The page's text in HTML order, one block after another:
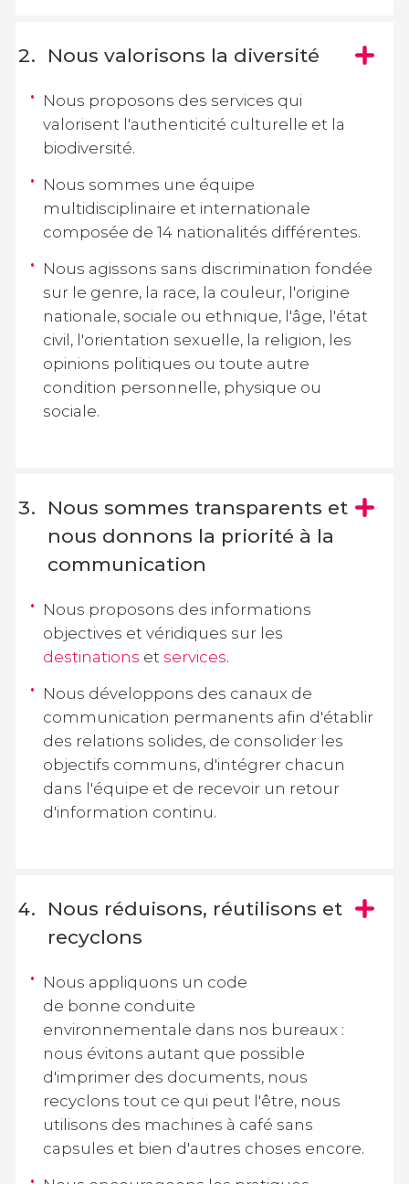
Nous valorisons la diversité
Nous proposons des services qui
valorisent l'authenticité culturelle et la
biodiversité.
Nous sommes une équipe
multidisciplinaire et internationale
composée de 14 nationalités différentes.
Nous agissons sans discrimination fondée
sur le genre, la race, la couleur, l'origine
nationale, sociale ou ethnique, l'âge, l'état
civil, l'orientation sexuelle, la religion, les
opinions politiques ou toute autre
condition personnelle, physique ou
sociale.
Nous sommes transparents et
nous donnons la priorité à la
communication
Nous proposons des informations
objectives et véridiques sur les
destinations etservices.
Nous développons des canaux de
communication permanents afin d'établir
des relations solides, de consolider les
objectifs communs, d'intégrer chacun
dans l'équipe et de recevoir un retour
d'information continu.
Nous réduisons, réutilisons et
recyclons
Nous appliquons un code
de bonne conduite
environnementale dans nos bureaux :
nous évitons autant que possible
d'imprimer des documents, nous
recyclons tout ce qui peut l'être, nous
utilisons des machines à café sans
capsules et bien d'autres choses encore.